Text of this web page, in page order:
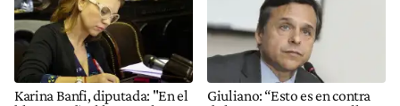
Karina Banfi, diputada: "En el
Giuliano: “Esto es en contra